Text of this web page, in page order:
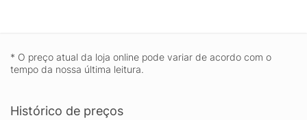
* O preço atual da loja online pode variar de acordo com o
tempo da nossa última leitura.
Histórico de preços